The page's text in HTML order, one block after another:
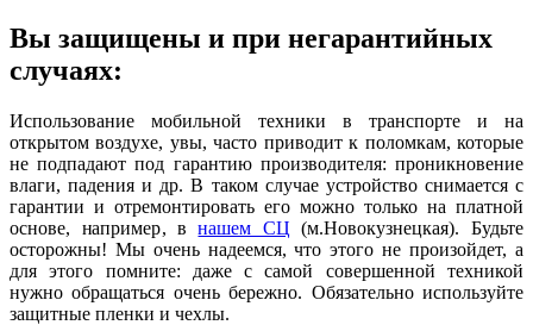
Вы защищены и при негарантийных
случаях:
Использование мобильной техники в транспорте и на
открытом воздухе, увы, часто приводит к поломкам, которые
не подпадают под гарантию производителя: проникновение
влаги, падения и др. В таком случае устройство снимается с
гарантии и отремонтировать его можно только на платной
основе, например, внашем СЦ (м.Новокузнецкая). Будьте
осторожны! Мы очень надеемся, что этого не произойдет, а
для этого помните: даже с самой совершенной техникой
нужно обращаться очень бережно. Обязательно используйте
защитные пленки и чехлы.